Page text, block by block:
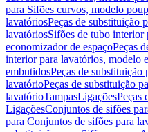
para Sifões curvos, modelo
lavatóriosPeças de substituição
lavatóriosSifões de tubo interior
economizador de espaçoPeças
interior para lavatórios, modelo
embutidosPeças de substituição
lavatórioPeças de substituição
lavatórioTampasLigaçõesPeças
LigaçõesConjuntos de sifões
para Conjuntos de sifões para